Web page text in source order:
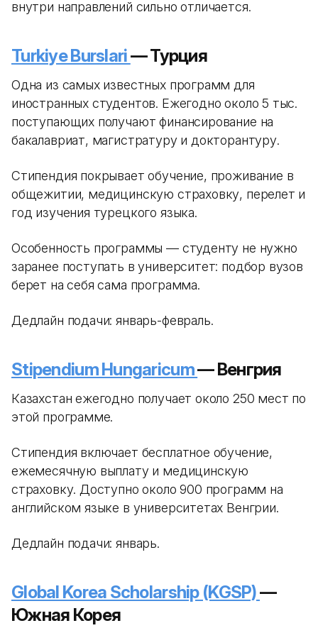
внутри направлений сильно отличается.
Turkiye Burslari— Турция
Одна из самых известных программ для
иностранных студентов. Ежегодно около 5 тыс.
поступающих получают финансирование на
бакалавриат, магистратуру и докторантуру.
Стипендия покрывает обучение, проживание в
общежитии, медицинскую страховку, перелет и
год изучения турецкого языка.
Особенность программы — студенту не нужно
заранее поступать в университет: подбор вузов
берет на себя сама программа.
Дедлайн подачи: январь-февраль.
Stipendium Hungaricum— Венгрия
Казахстан ежегодно получает около 250 мест по
этой программе.
Стипендия включает бесплатное обучение,
ежемесячную выплату и медицинскую
страховку. Доступно около 900 программ на
английском языке в университетах Венгрии.
Дедлайн подачи: январь.
Global Korea Scholarship (KGSP)—
Южная Корея